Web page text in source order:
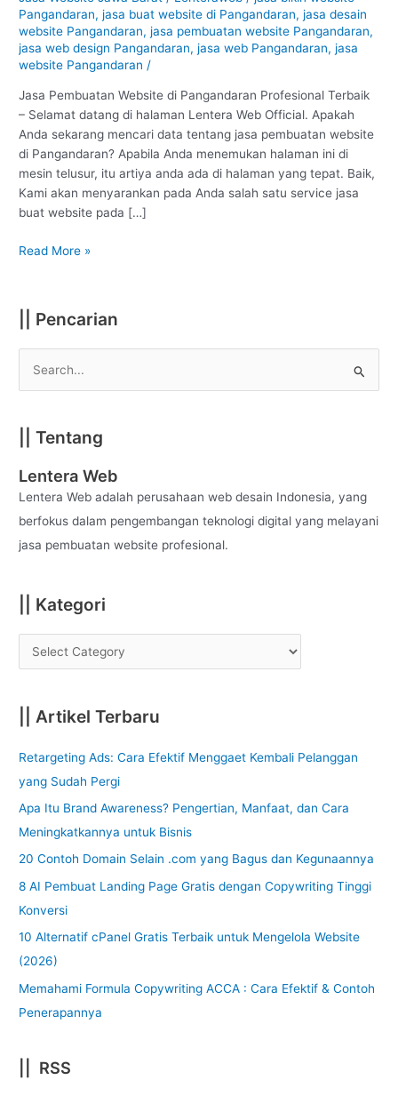
Pangandaran,jasa buat website di Pangandaran,jasa desain
website Pangandaran,jasa pembuatan website Pangandaran,
jasa web design Pangandaran,jasa web Pangandaran,jasa
website Pangandaran /
Jasa Pembuatan Website di Pangandaran Profesional Terbaik
– Selamat datang di halaman Lentera Web Official. Apakah
Anda sekarang mencari data tentang jasa pembuatan website
di Pangandaran? Apabila Anda menemukan halaman ini di
mesin telusur, itu artiya anda ada di halaman yang tepat. Baik,
Kami akan menyarankan pada Anda salah satu service jasa
buat website pada […]
Pangandaran
:
Profesional
#1
Read More »
|| Pencarian
r
c
h
f
o
|| Tentang
Lentera Web
Lentera Web adalah perusahaan web desain Indonesia, yang
berfokus dalam pengembangan teknologi digital yang melayani
jasa pembuatan website profesional.
|| Kategori
|| Artikel Terbaru
Retargeting Ads: Cara Efektif Menggaet Kembali Pelanggan
yang Sudah Pergi
Apa Itu Brand Awareness? Pengertian, Manfaat, dan Cara
Meningkatkannya untuk Bisnis
20 Contoh Domain Selain .com yang Bagus dan Kegunaannya
8 AI Pembuat Landing Page Gratis dengan Copywriting Tinggi
Konversi
10 Alternatif cPanel Gratis Terbaik untuk Mengelola Website
(2026)
Memahami Formula Copywriting ACCA : Cara Efektif & Contoh
Penerapannya
|| RSS